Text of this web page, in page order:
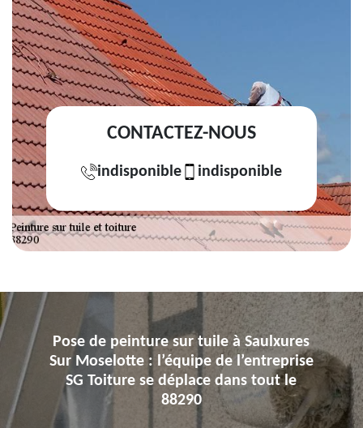
CONTACTEZ-NOUS
indisponible indisponible
Pose de peinture sur tuile à Saulxures
Sur Moselotte : l’équipe de l’entreprise
SG Toiture se déplace dans tout le
88290